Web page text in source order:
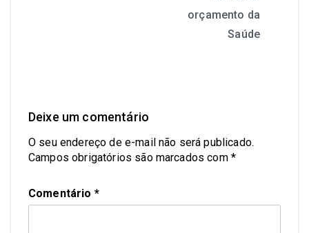
orçamento da
Saúde
Deixe um comentário
O seu endereço de e-mail não será publicado.
Campos obrigatórios são marcados com *
Comentário *